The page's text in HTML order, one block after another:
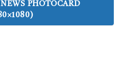
PHOTOCARD